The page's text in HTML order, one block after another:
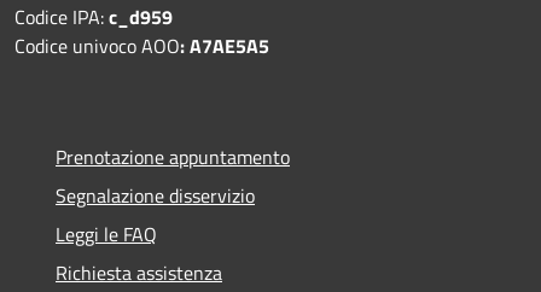
Codice IPA:c_d959
Codice univoco AOO: A7AE5A5
Prenotazione appuntamento
Segnalazione disservizio
Leggi le FAQ
Richiesta assistenza